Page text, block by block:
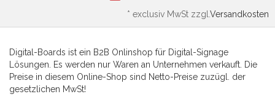
* exclusiv MwSt zzgl. Versandkosten
Digital-Boards ist ein B2B Onlinshop für Digital-Signage
Lösungen. Es werden nur Waren an Unternehmen verkauft. Die
Preise in diesem Online-Shop sind Netto-Preise zuzügl. der
gesetzlichen MwSt!